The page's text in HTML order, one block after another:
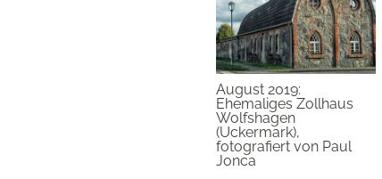
August 2019:
Ehemaliges Zollhaus
Wolfshagen
(Uckermark),
fotografiert von Paul
Jonca